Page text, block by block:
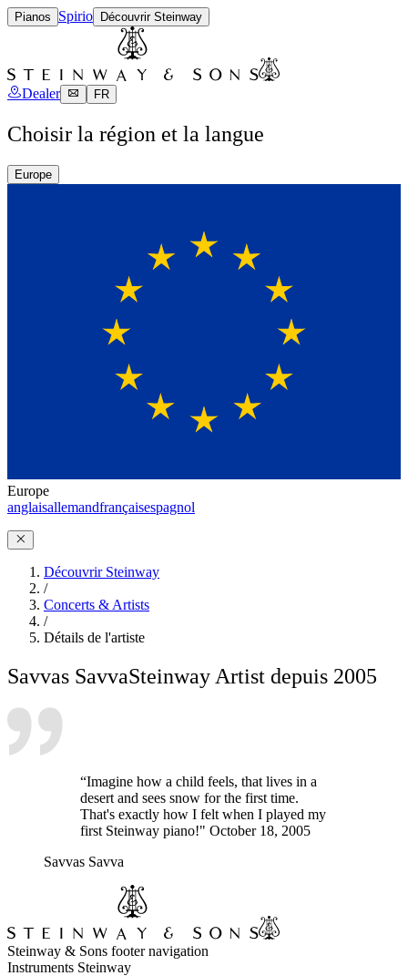
Pianos Spirio Découvrir Steinway
Dealer FR
Choisir la région et la langue
Europe
Europe
anglaisallemandfrançaisespagnol
Découvrir Steinway
/
Concerts & Artists
/
Détails de l'artiste
Savvas SavvaSteinway Artist depuis 2005
“Imagine how a child feels, that lives in a
desert and sees snow for the first time.
That's exactly how I felt when I played my
first Steinway piano!" October 18, 2005
Savvas Savva
Steinway & Sons footer navigation
Instruments Steinway